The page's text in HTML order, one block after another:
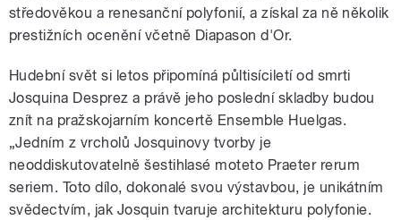
středověkou a renesanční polyfonií, a získal za ně několik
prestižních ocenění včetně Diapason d'Or.
Hudební svět si letos připomíná půltisíciletí od smrti
Josquina Desprez a právě jeho poslední skladby budou
znít na pražskojarním koncertě Ensemble Huelgas.
„Jedním z vrcholů Josquinovy tvorby je
neoddiskutovatelně šestihlasé moteto Praeter rerum
seriem. Toto dílo, dokonalé svou výstavbou, je unikátním
svědectvím, jak Josquin tvaruje architekturu polyfonie.